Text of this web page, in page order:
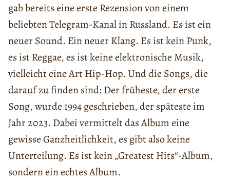
gab bereits eine erste Rezension von einem
beliebten Telegram-Kanal in Russland. Es ist ein
neuer Sound. Ein neuer Klang. Es ist kein Punk,
es ist Reggae, es ist keine elektronische Musik,
vielleicht eine Art Hip-Hop. Und die Songs, die
darauf zu finden sind: Der früheste, der erste
Song, wurde 1994 geschrieben, der späteste im
Jahr 2023. Dabei vermittelt das Album eine
gewisse Ganzheitlichkeit, es gibt also keine
Unterteilung. Es ist kein „Greatest Hits“-Album,
sondern ein echtes Album.